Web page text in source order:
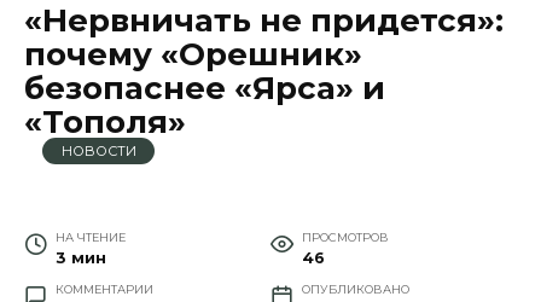
«Нервничать не придется»:
почему «Орешник»
безопаснее «Ярса» и
«Тополя»
НОВОСТИ
НА ЧТЕНИЕ
3 мин
ПРОСМОТРОВ
46
КОММЕНТАРИИ ОПУБЛИКОВАНО